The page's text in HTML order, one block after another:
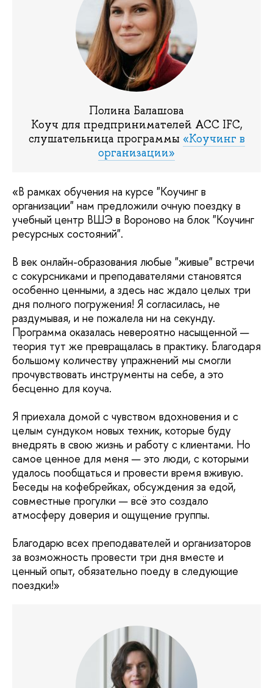
Полина Балашова
Коуч для предпринимателей ACC IFC,
слушательница программы «Коучинг в
организации»
«В рамках обучения на курсе "Коучинг в
организации" нам предложили очную поездку в
учебный центр ВШЭ в Вороново на блок "Коучинг
ресурсных состояний".
В век онлайн-образования любые "живые" встречи
с сокурсниками и преподавателями становятся
особенно ценными, а здесь нас ждало целых три
дня полного погружения! Я согласилась, не
раздумывая, и не пожалела ни на секунду.
Программа оказалась невероятно насыщенной —
теория тут же превращалась в практику. Благодаря
большому количеству упражнений мы смогли
прочувствовать инструменты на себе, а это
бесценно для коуча.
Я приехала домой с чувством вдохновения и с
целым сундуком новых техник, которые буду
внедрять в свою жизнь и работу с клиентами. Но
самое ценное для меня — это люди, с которыми
удалось пообщаться и провести время вживую.
Беседы на кофебрейках, обсуждения за едой,
совместные прогулки — всё это создало
атмосферу доверия и ощущение группы.
Благодарю всех преподавателей и организаторов
за возможность провести три дня вместе и
ценный опыт, обязательно поеду в следующие
поездки!»